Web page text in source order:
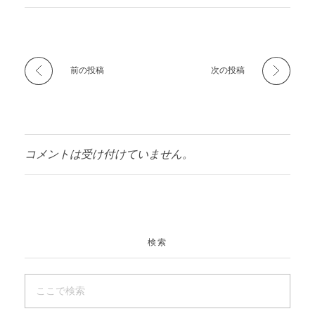
前の投稿 次の投稿
コメントは受け付けていません。
検索